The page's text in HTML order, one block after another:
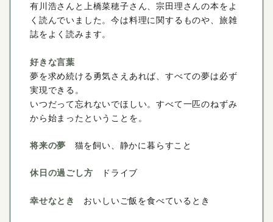
有川浩さんと上橋菜穂子さん、宗田理さんの本をよ
く読んでいました。今は料理に関するものや、旅雑
誌をよく読みます。
好きな言葉
夢を求め続ける勇気さえあれば、すべての夢は必ず
実現できる。
いつだって忘れないでほしい。すべて一匹のねずみ
から始まったということを。
将来の夢 猫を飼い、静かに暮らすこと
休日の過ごし方 ドライブ
幸せなとき おいしいご飯を食べているとき